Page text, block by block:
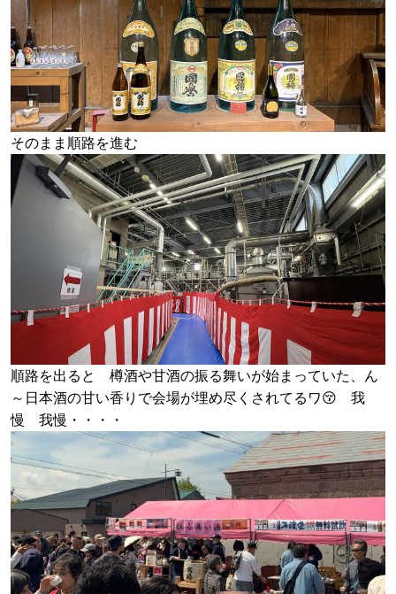
そのまま順路を進む
順路を出ると 樽酒や甘酒の振る舞いが始まっていた、ん
～日本酒の甘い香りで会場が埋め尽くされてるワ😚 我
慢 我慢・・・・